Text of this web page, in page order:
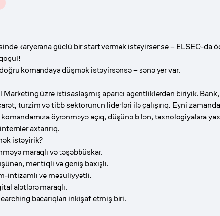
karyerana güclü bir start vermək istəyirsənsə – ELSEO-da
komandaya düşmək istəyirsənsə – sənə yer var.
Marketing üzrə ixtisaslaşmış aparıcı agentliklərdən biriyik. Bank,
turzim və tibb sektorunun liderləri ilə çalışırıq. Eyni
öyrənməyə açıq, düşünə bilən, texnologiyalara
axtarırıq.
istəyirik?
maraqlı və təşəbbüskar.
məntiqli və geniş baxışlı.
intizamlı və məsuliyyətli.
alətlərə maraqlı.
bacarıqları inkişaf etmiş biri.